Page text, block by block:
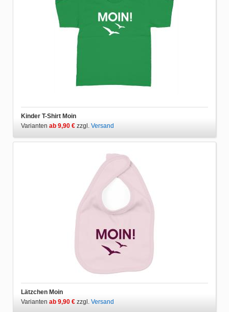
Kinder T-Shirt Moin
Varianten ab 9,90 € zzgl. Versand
Lätzchen Moin
Varianten ab 9,90 € zzgl. Versand